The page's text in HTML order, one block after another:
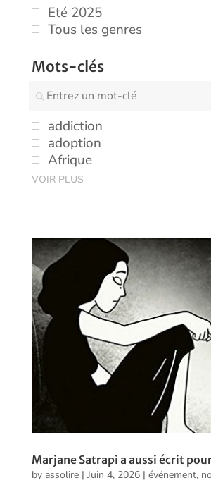
Marjane Satrapi a aussi écrit
by assolire| Juin 4, 2026| événement,
Eté 2025
Tous les genres
Mots-clés
addiction
adoption
Afrique
VOIR PLUS